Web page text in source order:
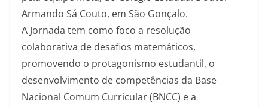
Armando Sá Couto, em São Gonçalo.
A Jornada tem como foco a resolução
colaborativa de desafios matemáticos,
promovendo o protagonismo estudantil, o
desenvolvimento de competências da Base
Nacional Comum Curricular (BNCC) e a